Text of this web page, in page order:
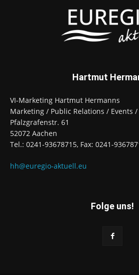
Hartmut
VI-Marketing Hartmut Hermanns
Marketing / Public Relations / Events
Pfalzgrafenstr. 61
52072 Aachen
Tel.: 0241-93678715, Fax: 0241-
hh@euregio-aktuell.eu
Folge uns!